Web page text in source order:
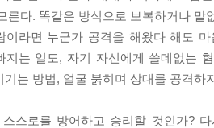
거나 하기를 중단해야 한다고 말하면,
을 지낸 리처드 닉슨은 이 교훈을 얻
“전 사기꾼이 아닙니다”라는 부정
히는 역할을 한 것이다. (본문 49~51페
른다. 똑같은 방식으로 보복하거나
이라면 누군가 공격을 해왔다 해도
지는 일도, 자기 자신에게 쓸데없는
기는 방법, 얼굴 붉히며 상대를 공격
스로를 방어하고 승리할 것인가?